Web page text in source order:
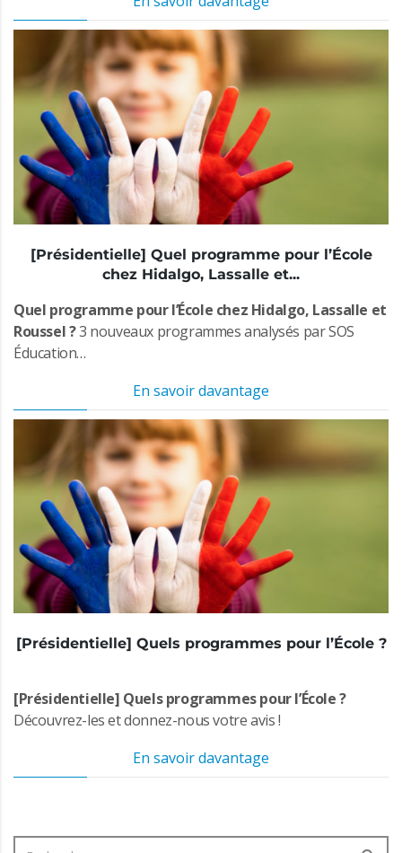
[Présidentielle] Quel programme pour l’École
chez Hidalgo, Lassalle et...
Quel programme pour l’École chez Hidalgo, Lassalle et
Roussel ?3 nouveaux programmes analysés par SOS
Éducation…
En savoir davantage
[Présidentielle] Quels programmes pour l’École ?
[Présidentielle] Quels programmes pour l’École ?
Découvrez-les et donnez-nous votre avis !
En savoir davantage